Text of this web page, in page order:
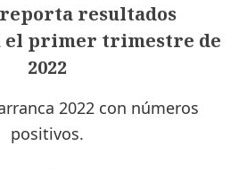
reporta resultados
el primer trimestre de
2022
2022 con números
positivos.